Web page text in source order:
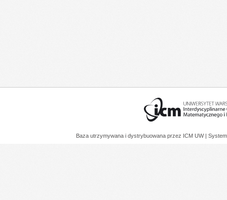
Baza utrzymywana i dystrybuowana przez ICM UW |